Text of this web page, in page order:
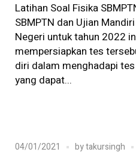
Latihan Soal Fisika
SBMPTN dan Ujian
Negeri untuk tahun 2022
mempersiapkan tes
diri dalam menghadapi
yang dapat...
04/01/2021 bytakursingh